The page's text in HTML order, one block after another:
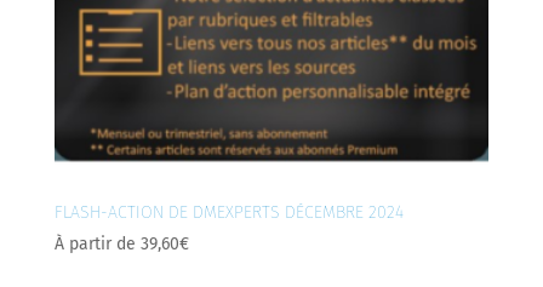
FLASH-ACTION DE DMEXPERTS DÉCEMBRE 2024
À partir de 39,60€